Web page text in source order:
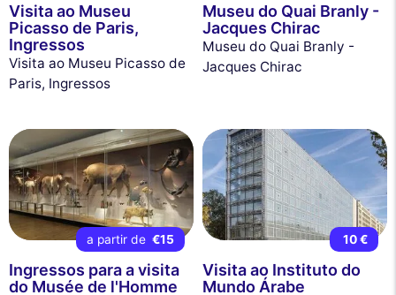
Visita ao Museu
Picasso de Paris,
Ingressos
Visita ao Museu Picasso de
Paris, Ingressos
Museu do Quai Branly -
Jacques Chirac
Museu do Quai Branly -
Jacques Chirac
a partir de €15
Ingressos para a visita
do Musée de l'Homme
10 €
Visita ao Instituto do
Mundo Árabe